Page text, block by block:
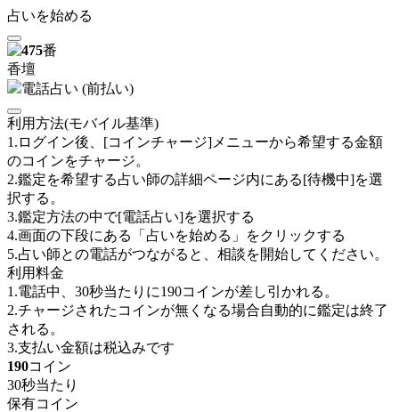
占いを始める
475番
香壇
電話占い (前払い)
利用方法(モバイル基準)
1.ログイン後、[コインチャージ]メニューから希望する金額
のコインをチャージ。
2.鑑定を希望する占い師の詳細ページ内にある[待機中]を選
択する。
3.鑑定方法の中で[電話占い]を選択する
4.画面の下段にある「占いを始める」をクリックする
5.占い師との電話がつながると、相談を開始してください。
利用料金
1.電話中、30秒当たりに190コインが差し引かれる。
2.チャージされたコインが無くなる場合自動的に鑑定は終了
される。
3.支払い金額は税込みです
190コイン
30秒当たり
保有コイン